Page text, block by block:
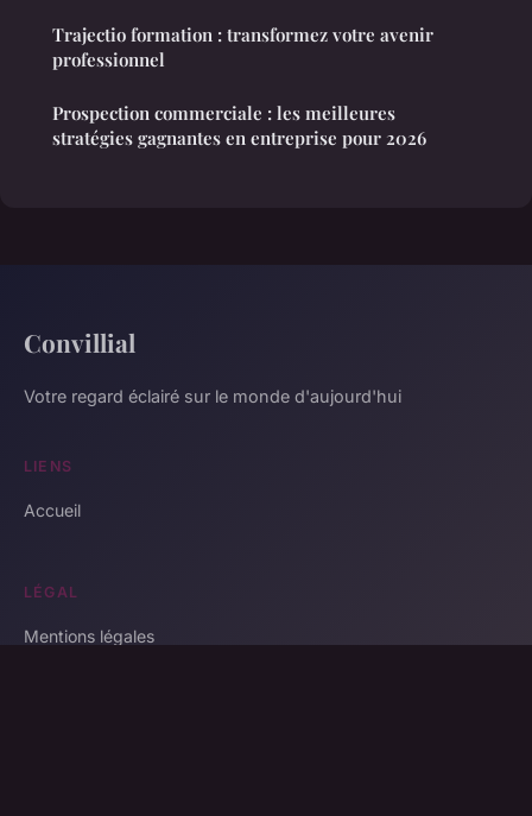
Trajectio formation : transformez votre avenir
professionnel
Prospection commerciale : les meilleures
stratégies gagnantes en entreprise pour 2026
Convillial
Votre regard éclairé sur le monde d'aujourd'hui
LIENS
Accueil
LÉGAL
Mentions légales